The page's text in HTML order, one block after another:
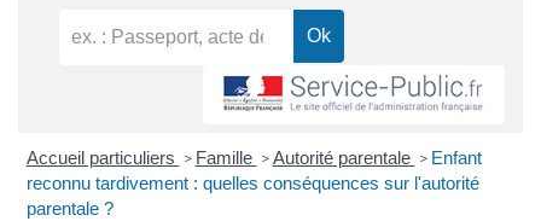
Accueil particuliers > Famille > Autorité parentale > Enfant
reconnu tardivement : quelles conséquences sur l'autorité
parentale ?